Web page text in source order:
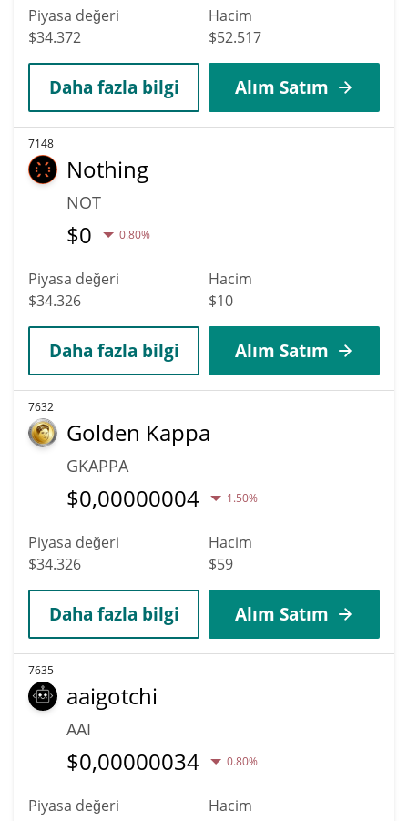
Piyasa değeri
$34.372
Hacim
$52.517
Daha fazla bilgi Alım Satım
7148
Nothing
NOT
$0 0.80%
Piyasa değeri
$34.326
Hacim
$10
Daha fazla bilgi Alım Satım
7632
Golden Kappa
GKAPPA
$0,00000004 1.50%
Piyasa değeri
$34.326
Hacim
$59
Daha fazla bilgi Alım Satım
7635
aaigotchi
AAI
$0,00000034 0.80%
Piyasa değeri
Hacim